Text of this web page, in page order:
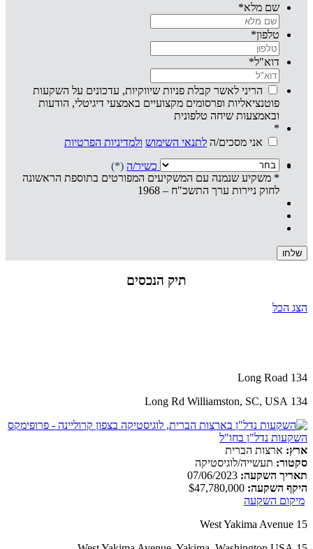
שם מלא*
טלפון*
דוא"ל*
הריני לאשר קבלת פניות שיווקיות, עדכונים על השקעות
פוטנציאליות ופרסומים מקצועיים באמצעי דיגיטלי, הודעות
ובאמצעות שיחה טלפונית
*
אני מסכים/ה לתנאי השימוש ולמדיניות הפרטיות
אני מצהיר/ה שהנני
משקיע/ה כשיר/ה (*)
* משקיע שנמנה עם המשקיעים המפורטים בתוספת הראשונה
לחוק ניירות ערך התשכ"ח – 1968
תיק הנכסים
הצג הכל
134 Long Road
134 Long Rd Williamston, SC, USA
ארץ: ארצות הברית
סקטור: תעשייה/לוגיסטיקה
תאריך השקעה:
היקף השקעה:
מיקום השקעה
15 West Yakima Avenue